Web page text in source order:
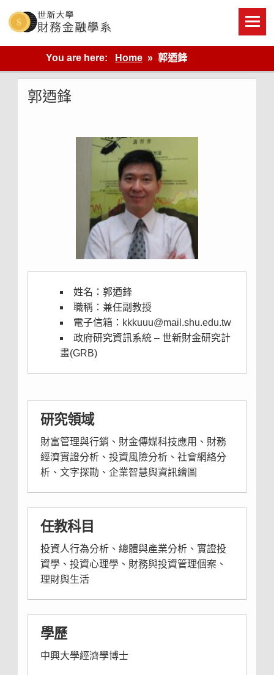
content
世新大學財金系網站
You are here:
Home 郭迺鋒
郭迺鋒
姓名：郭迺鋒
職稱：兼任副教授
電子信箱： kkkuuu@mail.shu.edu.tw
政府研究資訊系統 – 世新財金研究計
畫(GRB)
研究領域
財富管理與行銷、財金傳媒科技應用、財務
經濟實證分析、投資風險分析、社會網絡分
析、文字探勘、企業智慧與資訊繪圖
任教科目
投資人行為分析、總體與產業分析、實證投
資學、投資心理學、財務與投資管理個案、
理財與生活
學歷
中興大學經濟學博士